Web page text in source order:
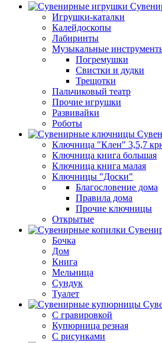
Игрушки-каталки
Калейдоскопы
Лабиринты
Музыкальные
Погремушки
Свистки и дудки
Трещотки
Пальчиковый театр
Прочие игрушки
Развивайки
Роботы
Ключница "Клен" 3,5,7
Ключница книга большая
Ключница книга малая
Ключницы "Доски"
Благословение дома
Правила дома
Прочие ключницы
Открытые
Бочка
Дом
Книга
Мельница
Сундук
Туалет
C гравировкой
Купюрница резная
С рисунками